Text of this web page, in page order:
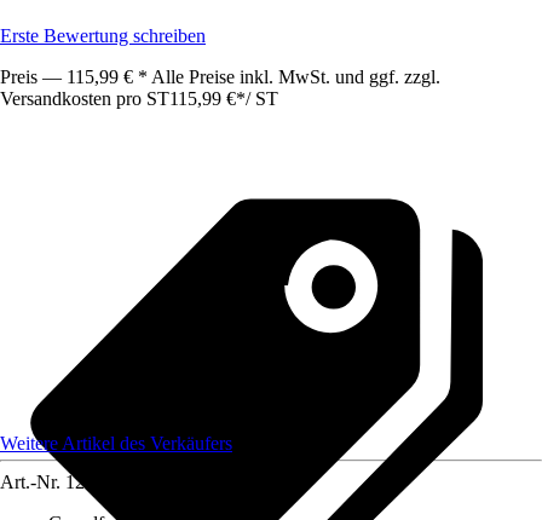
Erste Bewertung schreiben
Preis — 115,99 € * Alle Preise inkl. MwSt. und ggf. zzgl.
Versandkosten pro ST115,99 €*/ ST
Weitere Artikel des Verkäufers
Art.-Nr. 12585117